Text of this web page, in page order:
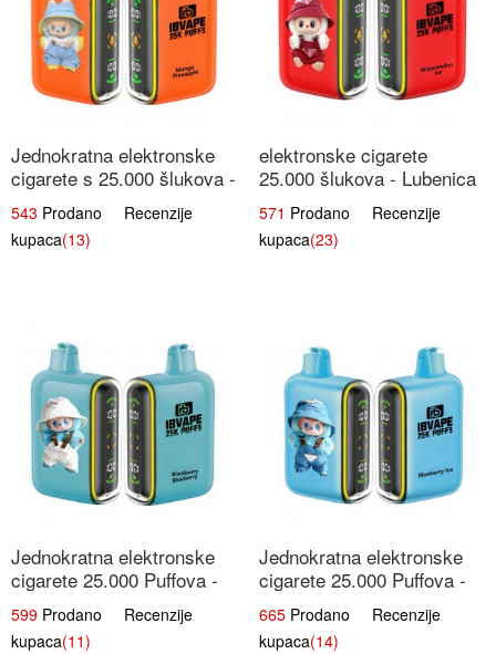
Jednokratna elektronske
cigarete s 25.000 šlukova -
Mango & Ananas |
Egzotična Voćna
Mješavina
543 Prodano Recenzije
kupaca(13)
elektronske cigarete
25.000 šlukova - Lubenica
Led | Osježavajući Ljetni
Okus
571 Prodano Recenzije
kupaca(23)
Jednokratna elektronske
cigarete 25.000 Puffova -
Kupina & Borovnica |
Šumska Voćna Mješavina
599 Prodano Recenzije
kupaca(11)
Jednokratna elektronske
cigarete 25.000 Puffova -
Jagodni Sladoled |
Kremasta Slatka Okus
665 Prodano Recenzije
kupaca(14)